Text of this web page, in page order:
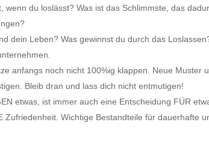
du loslässt? Was ist das Schlimmste, das
dein Leben? Was gewinnst du durch das
anfangs noch nicht 100%ig klappen. Neue Muster
Bleib dran und lass dich nicht entmutigen!
etwas, ist immer auch eine Entscheidung FÜR
Zufriedenheit. Wichtige Bestandteile für dauerhafte